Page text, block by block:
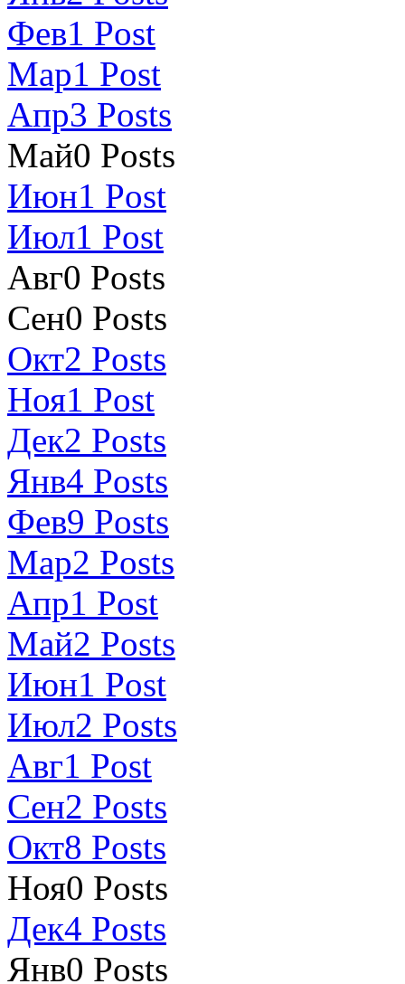
Фев1 Post
Мар1 Post
Апр3 Posts
Май0 Posts
Июн1 Post
Июл1 Post
Авг0 Posts
Сен0 Posts
Окт2 Posts
Ноя1 Post
Дек2 Posts
Янв4 Posts
Фев9 Posts
Мар2 Posts
Апр1 Post
Май2 Posts
Июн1 Post
Июл2 Posts
Авг1 Post
Сен2 Posts
Окт8 Posts
Ноя0 Posts
Дек4 Posts
Янв0 Posts